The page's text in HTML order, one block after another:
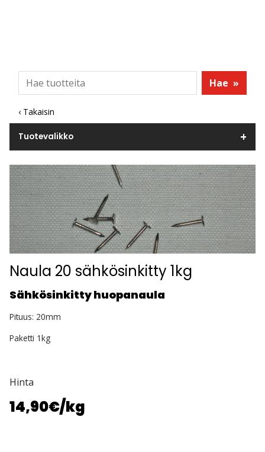
Hae »
‹ Takaisin
Tuotevalikko
Naula 20 sähkösinkitty 1kg
Sähkösinkitty huopanaula
Pituus: 20mm
Paketti 1kg
Hinta
14,90€/kg